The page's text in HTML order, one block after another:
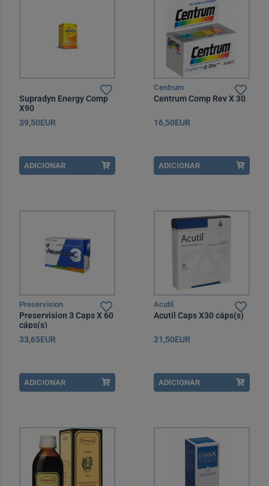
Supradyn Energy Comp
X90
39,50EUR
ADICIONAR
Centrum
Centrum Comp Rev X 30
16,50EUR
ADICIONAR
Preservision
Preservision 3 Caps X 60
cáps(s)
33,65EUR
ADICIONAR
Acutil
Acutil Caps X30 cáps(s)
21,50EUR
ADICIONAR